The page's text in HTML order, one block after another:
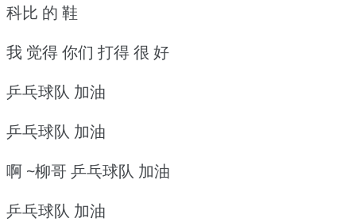
科比 的 鞋
我 觉得 你们 打得 很 好
乒乓球队 加油
乒乓球队 加油
啊 ~柳哥 乒乓球队 加油
乒乓球队 加油